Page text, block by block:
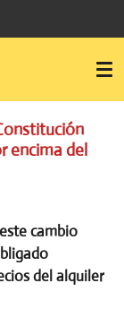
encima del
cambio
del alquiler